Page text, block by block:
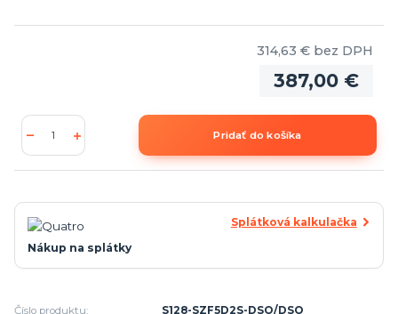
387,00 €
314,63 € bez DPH
Pridať do košíka
Splátková kalkulačka
Nákup na splátky
Číslo produktu:
S128-SZF5D2S-DSO/DSO